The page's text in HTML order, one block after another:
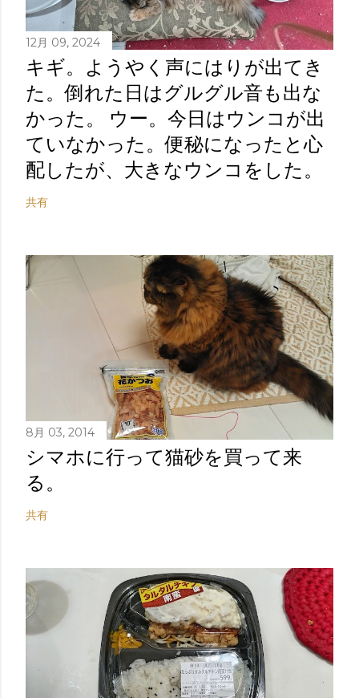
12月 09, 2024
キギ。ようやく声にはりが出てき
た。倒れた日はグルグル音も出な
かった。 ウー。今日はウンコが出
ていなかった。便秘になったと心
配したが、大きなウンコをした。
共有
8月 03, 2014
シマホに行って猫砂を買って来
る。
共有